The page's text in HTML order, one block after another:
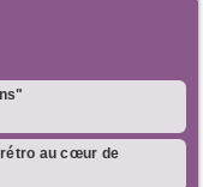
rétro au cœur de